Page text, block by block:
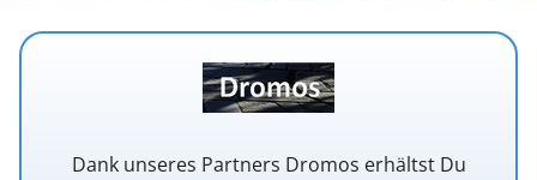
Dank unseres Partners Dromos erhältst Du